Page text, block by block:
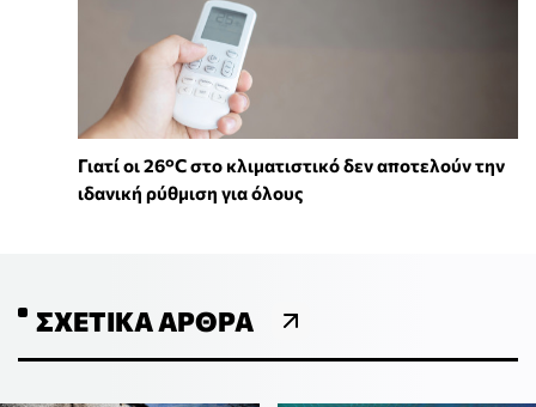
Γιατί οι 26°C στο κλιματιστικό δεν αποτελούν την
ιδανική ρύθμιση για όλους
ΣΧΕΤΙΚΆ ΆΡΘΡΑ